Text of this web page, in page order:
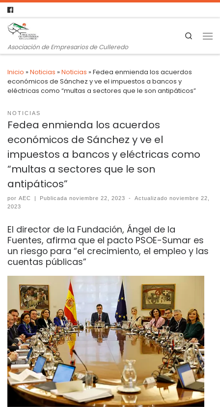
Asociación de Empresarios de Culleredo
Search
Inicio »Noticias »Noticias »Fedea enmienda los acuerdos
económicos de Sánchez y ve el impuestos a bancos y
eléctricas como “multas a sectores que le son antipáticos”
NOTICIAS
Fedea enmienda los acuerdos
económicos de Sánchez y ve el
impuestos a bancos y eléctricas como
“multas a sectores que le son
antipáticos”
por AEC | Publicadanoviembre 22, 2023 - Actualizadonoviembre 22,
2023
El director de la Fundación, Ángel de la
Fuentes, afirma que el pacto PSOE-Sumar es
un riesgo para “el crecimiento, el empleo y las
cuentas públicas”